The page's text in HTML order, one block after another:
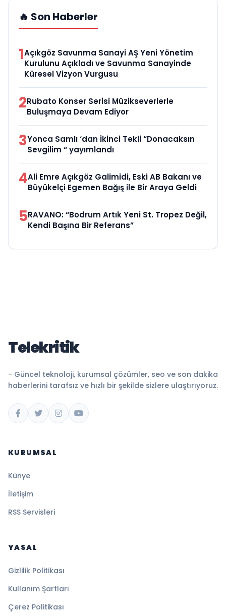
🔥 Son Haberler
1Açıkgöz Savunma Sanayi AŞ Yeni Yönetim
Kurulunu Açıkladı ve Savunma Sanayinde
Küresel Vizyon Vurgusu
2Rubato Konser Serisi Müzikseverlerle
Buluşmaya Devam Ediyor
3Yonca Samlı ‘dan İkinci Tekli “Donacaksın
Sevgilim “ yayımlandı
4Ali Emre Açıkgöz Galimidi, Eski AB Bakanı ve
Büyükelçi Egemen Bağış ile Bir Araya Geldi
5RAVANO: “Bodrum Artık Yeni St. Tropez Değil,
Kendi Başına Bir Referans”
Telekritik
- Güncel teknoloji, kurumsal çözümler, seo ve son dakika
haberlerini tarafsız ve hızlı bir şekilde sizlere ulaştırıyoruz.
KURUMSAL
Künye
İletişim
RSS Servisleri
YASAL
Gizlilik Politikası
Kullanım Şartları
Çerez Politikası